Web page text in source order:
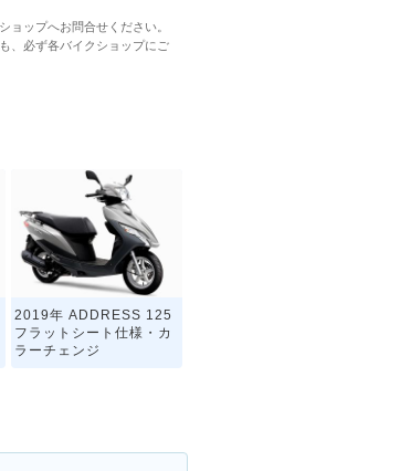
ップへお問合せください。
、必ず各バイクショップにご
2019年 ADDRESS 125
フラットシート仕様・カ
ラーチェンジ